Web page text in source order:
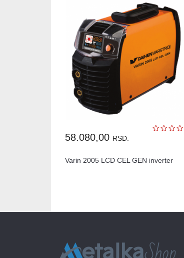
58.080,00 RSD.
Varin 2005 LCD CEL GEN inverter